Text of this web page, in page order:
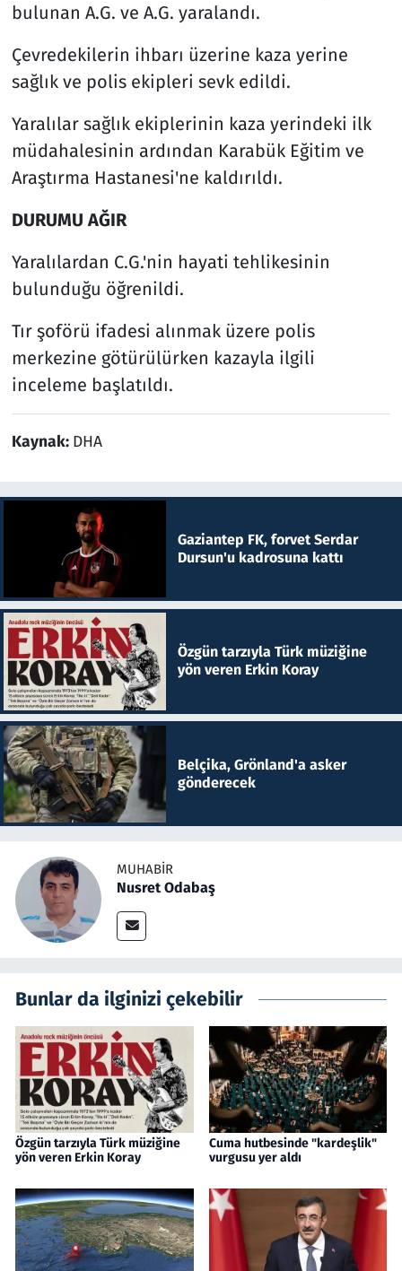
bulunan A.G. ve A.G. yaralandı.
Çevredekilerin ihbarı üzerine kaza yerine
sağlık ve polis ekipleri sevk edildi.
Yaralılar sağlık ekiplerinin kaza yerindeki ilk
müdahalesinin ardından Karabük Eğitim ve
Araştırma Hastanesi'ne kaldırıldı.
DURUMU AĞIR
Yaralılardan C.G.'nin hayati tehlikesinin
bulunduğu öğrenildi.
Tır şoförü ifadesi alınmak üzere polis
merkezine götürülürken kazayla ilgili
inceleme başlatıldı.
Kaynak: DHA
Gaziantep FK, forvet Serdar
Dursun'u kadrosuna kattı
Özgün tarzıyla Türk müziğine
yön veren Erkin Koray
Belçika, Grönland'a asker
gönderecek
MUHABIR
Nusret Odabaş
Bunlar da ilginizi çekebilir
Özgün tarzıyla Türk müziğine
yön veren Erkin Koray
Cuma hutbesinde "kardeşlik"
vurgusu yer aldı
Televizyon